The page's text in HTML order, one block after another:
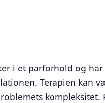
i et parforhold og
Terapien kan
kompleksitet.